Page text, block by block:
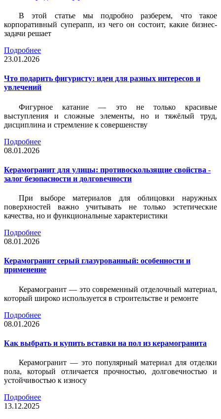
В этой статье мы подробно разберем, что такое
корпоративный суперапп, из чего он состоит, какие бизнес-
задачи решает
Подробнее
23.01.2026
Что подарить фигуристу: идеи для разных интересов и
увлечений
Фигурное катание — это не только красивые
выступления и сложные элементы, но и тяжёлый труд,
дисциплина и стремление к совершенству
Подробнее
08.01.2026
Керамогранит для улицы: противоскользящие свойства -
залог безопасности и долговечности
При выборе материалов для облицовки наружных
поверхностей важно учитывать не только эстетические
качества, но и функциональные характеристики
Подробнее
08.01.2026
Керамогранит серый глазурованный: особенности и
применение
Керамогранит — это современный отделочный материал,
который широко используется в строительстве и ремонте
Подробнее
08.01.2026
Как выбрать и купить вставки на пол из керамогранита
Керамогранит — это популярный материал для отделки
пола, который отличается прочностью, долговечностью и
устойчивостью к износу
Подробнее
13.12.2025